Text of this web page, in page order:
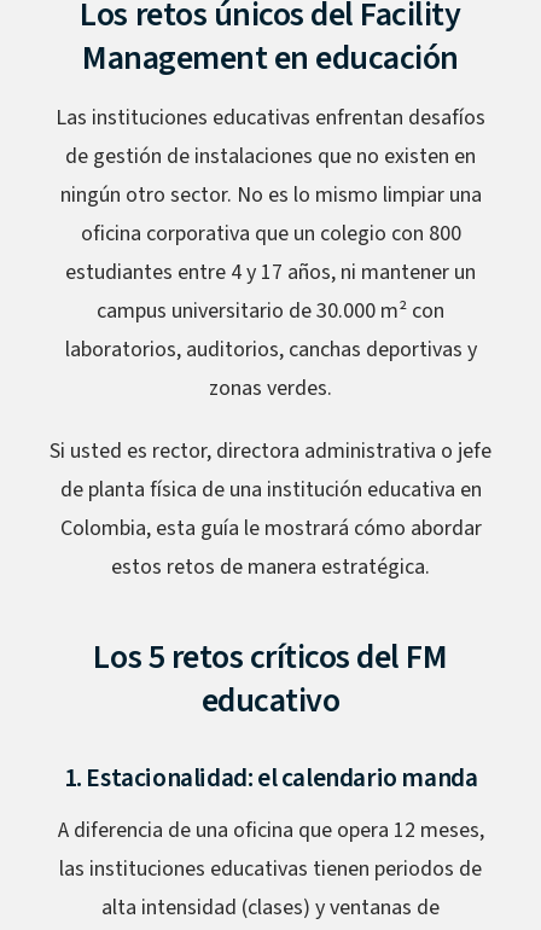
Los retos únicos del Facility
Management en educación
Las instituciones educativas enfrentan desafíos
de gestión de instalaciones que no existen en
ningún otro sector. No es lo mismo limpiar una
oficina corporativa que un colegio con 800
estudiantes entre 4 y 17 años, ni mantener un
campus universitario de 30.000 m² con
laboratorios, auditorios, canchas deportivas y
zonas verdes.
Si usted es rector, directora administrativa o jefe
de planta física de una institución educativa en
Colombia, esta guía le mostrará cómo abordar
estos retos de manera estratégica.
Los 5 retos críticos del FM
educativo
1. Estacionalidad: el calendario manda
A diferencia de una oficina que opera 12 meses,
las instituciones educativas tienen periodos de
alta intensidad (clases) y ventanas de